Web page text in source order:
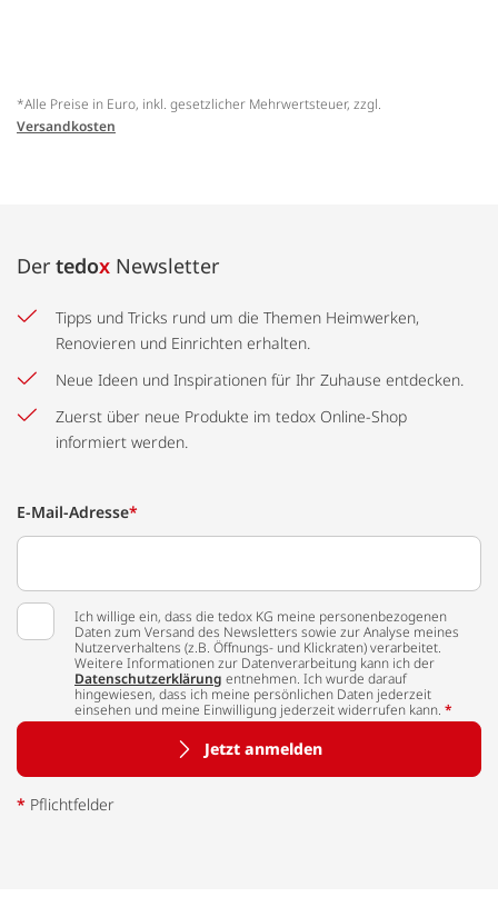
*Alle Preise in Euro, inkl. gesetzlicher Mehrwertsteuer, zzgl.
Versandkosten
Der tedox Newsletter
Tipps und Tricks rund um die Themen Heimwerken,
Renovieren und Einrichten erhalten.
Neue Ideen und Inspirationen für Ihr Zuhause entdecken.
Zuerst über neue Produkte im tedox Online-Shop
informiert werden.
E-Mail-Adresse*
Ich willige ein, dass die tedox KG meine personenbezogenen
Daten zum Versand des Newsletters sowie zur Analyse meines
Nutzerverhaltens (z.B. Öffnungs- und Klickraten) verarbeitet.
Weitere Informationen zur Datenverarbeitung kann ich der
Datenschutzerklärung entnehmen. Ich wurde darauf
hingewiesen, dass ich meine persönlichen Daten jederzeit
einsehen und meine Einwilligung jederzeit widerrufen kann. *
Jetzt anmelden
* Pflichtfelder